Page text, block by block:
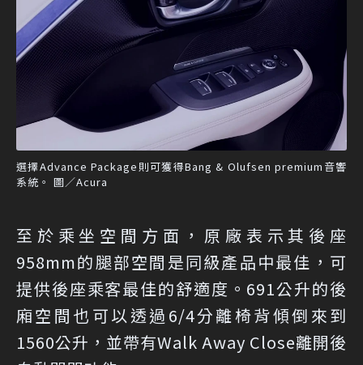
選擇Advance Package則可獲得Bang & Olufsen premium音響
系統。 圖／Acura
至於乘坐空間方面，原廠表示其後座
958mm的腿部空間是同級產品中最佳，可
提供後座乘客最佳的舒適度。691公升的後
廂空間也可以透過6/4分離椅背傾倒來到
1560公升，並帶有Walk Away Close離開後